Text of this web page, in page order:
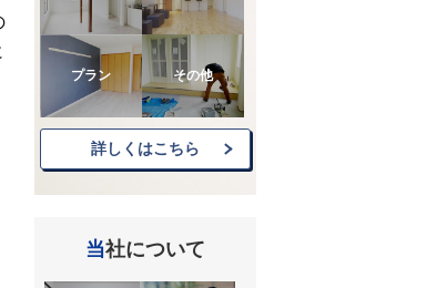
プラン その他
詳しくはこちら
当社について